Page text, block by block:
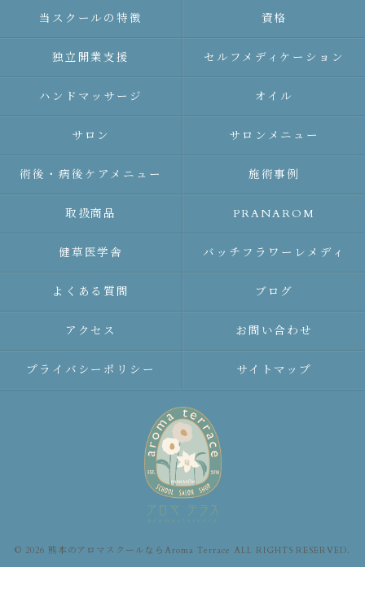
当スクールの特徴 資格
独立開業支援 セルフメディケーション
ハンドマッサージ オイル
サロン サロンメニュー
術後・病後ケアメニュー 施術事例
取扱商品 PRANAROM
健草医学舎 バッチフラワーレメディ
よくある質問 ブログ
アクセス お問い合わせ
プライバシーポリシー サイトマップ
© 2026 熊本のアロマスクールならAroma Terrace ALL RIGHTS RESERVED.